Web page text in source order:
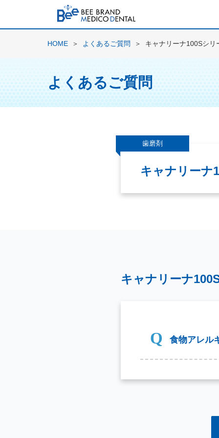
HOME よくあるご質問 キャナリーナ100Sシリ
よくあるご質問
歯磨剤
キャナリーナ
キャナリーナ
食物アレル